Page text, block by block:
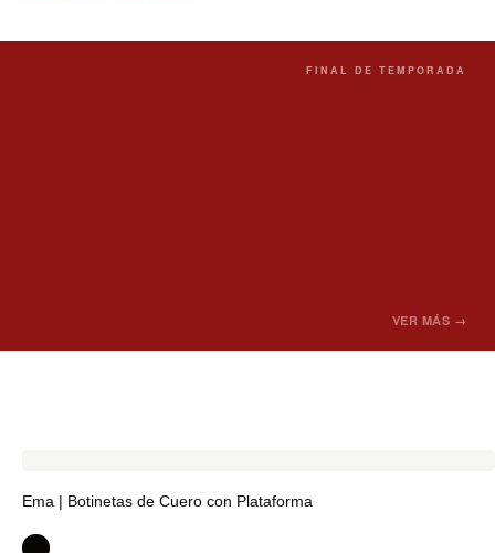
FINAL DE TEMPORADA
VER MÁS →
Ema | Botinetas de Cuero con Plataforma